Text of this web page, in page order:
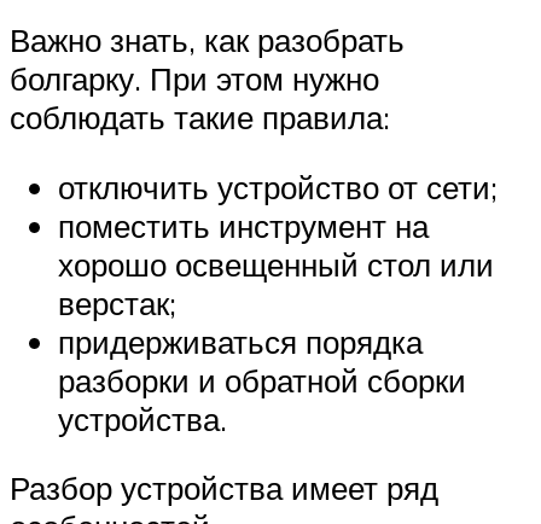
Важно знать, как разобрать
болгарку. При этом нужно
соблюдать такие правила:
отключить устройство от сети;
поместить инструмент на
хорошо освещенный стол или
верстак;
придерживаться порядка
разборки и обратной сборки
устройства.
Разбор устройства имеет ряд